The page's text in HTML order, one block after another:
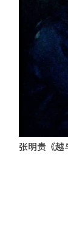
张明贵《